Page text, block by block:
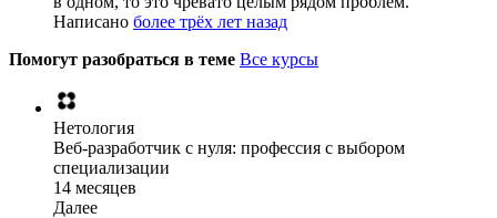
Написано более трёх лет назад
Помогут разобраться в теме Все курсы
Нетология
Веб-разработчик с нуля: профессия с выбором
специализации
14 месяцев
Далее